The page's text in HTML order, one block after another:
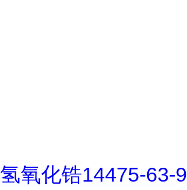
氢氧化锆14475-63-9